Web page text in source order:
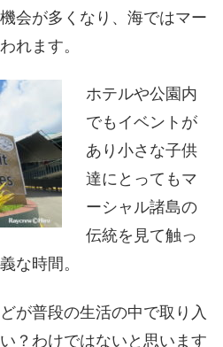
会が多くなり、海ではマー
れます。
ホテルや公園内
でもイベントが
あり小さな子供
達にとってもマ
ーシャル諸島の
伝統を見て触っ
な時間。
が普段の生活の中で取り入
？わけではないと思います